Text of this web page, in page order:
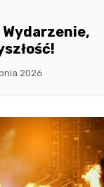
Wydarzenie,
2026